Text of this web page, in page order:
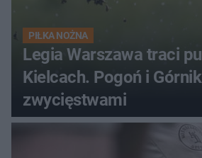
PIŁKA NOŻNA
Legia Warszawa traci
Kielcach. Pogoń i
zwycięstwami